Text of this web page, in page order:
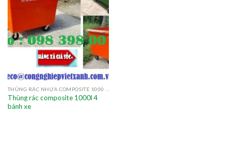
Thùng rác composite 1000l 4
bánh xe